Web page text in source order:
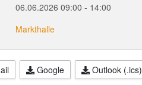
06.06.2026 09:00 - 14:00
Markthalle
Google Outlook (.ics)